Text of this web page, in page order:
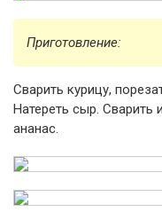
Приготовление:
Сварить курицу,
Натереть сыр. Сварить
ананас.